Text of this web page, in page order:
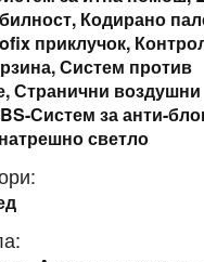
Кодирано
приклучок,
Систем против
Странични воздушни
Систем за анти-
светло